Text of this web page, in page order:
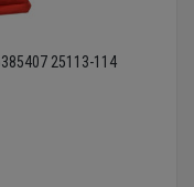
25113-114